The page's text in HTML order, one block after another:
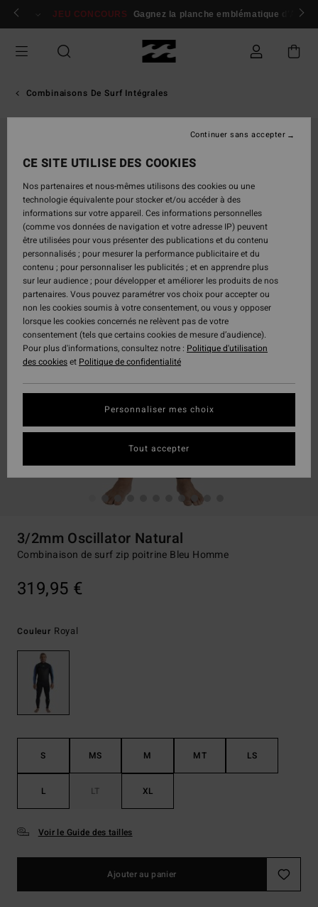
Passer
Se connecter / s'inscrire
JEU CONCOURS Gagnez la planche emblématique d'Andy
Combinaisons De Surf Intégrales
3/2mm Oscillator Natural
Combinaison de surf zip poitrine Bleu Homme
319,95 €
Couleur Royal
S MS M MT LS
L LT XL
Voir le Guide des tailles
Ajouter au panier
CE SITE UTILISE DES COOKIES
Nos partenaires et nous-mêmes utilisons des cookies ou une
technologie équivalente pour stocker et/ou accéder à des
informations sur votre appareil. Ces informations personnelles
(comme vos données de navigation et votre adresse IP) peuvent
être utilisées pour vous présenter des publications et du contenu
personnalisés ; pour mesurer la performance publicitaire et du
contenu ; pour personnaliser les publicités ; et en apprendre plus
sur leur audience ; pour développer et améliorer les produits de nos
partenaires. Vous pouvez paramétrer vos choix pour accepter ou
non les cookies soumis à votre consentement, ou vous y opposer
lorsque les cookies concernés ne relèvent pas de votre
consentement (tels que certains cookies de mesure d’audience).
Pour plus d'informations, consultez notre : Politique d'utilisation
des cookieset Politique de confidentialité
Personnaliser mes choix
Continuer sans accepter
Tout accepter